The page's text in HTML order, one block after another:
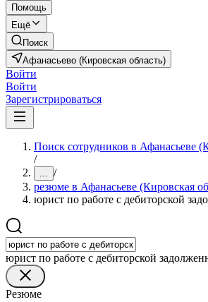
Помощь
Ещё
Поиск
Афанасьево (Кировская область)
Войти
Войти
Зарегистрироваться
Поиск сотрудников в Афанасьеве
/
... /
резюме в Афанасьеве (Кировская
юрист по работе с дебиторской
юрист по работе с дебиторской
Резюме